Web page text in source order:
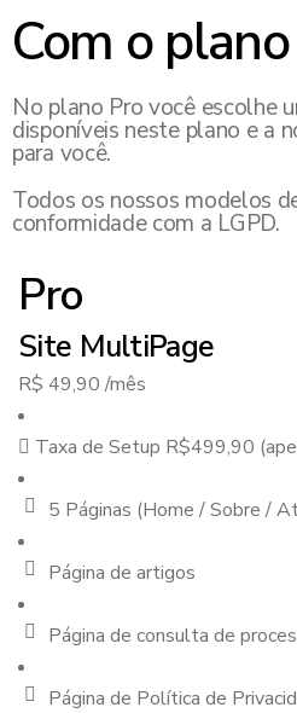
Com o
No plano Pro você escolhe
disponíveis neste plano e a
para você.
Todos os nossos modelos
conformidade com a LGPD.
Pro
Site MultiPage
R$ 49,90 /mês
Taxa de Setup R$499,90
5 Páginas (Home / Sobre /
Página de artigos
Página de consulta de
Página de Política de